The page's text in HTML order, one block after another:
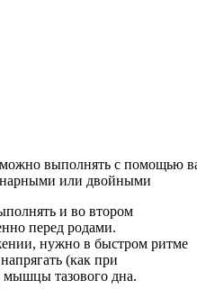
выполнять с помощью
или двойными
и во втором
перед родами.
нужно в быстром ритме
(как при
тазового дна.